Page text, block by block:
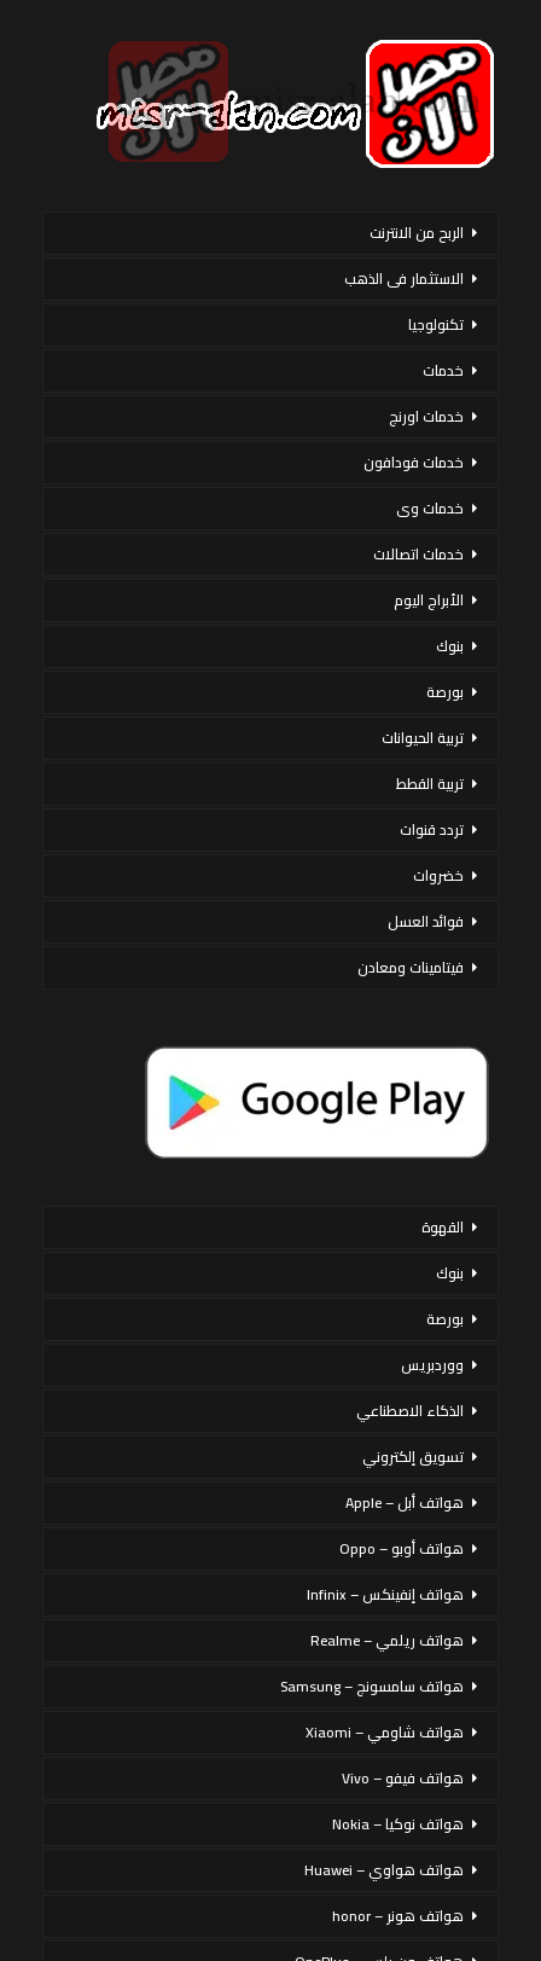
الربح من الانترنت
الاستثمار فى الذهب
تكنولوجيا
خدمات
خدمات اورنج
خدمات فودافون
خدمات وى
خدمات اتصالات
الأبراج اليوم
بنوك
بورصة
تربية الحيوانات
تربية القطط
تردد قنوات
خضروات
فوائد العسل
فيتامينات ومعادن
القهوة
بنوك
بورصة
ووردبريس
الذكاء الاصطناعي
تسويق إلكتروني
هواتف أبل – Apple
هواتف أوبو – Oppo
هواتف إنفينكس – Infinix
هواتف ريلمي – Realme
هواتف سامسونج – Samsung
هواتف شاومي – Xiaomi
هواتف فيفو – Vivo
هواتف نوكيا – Nokia
هواتف هواوي – Huawei
هواتف هونر – honor